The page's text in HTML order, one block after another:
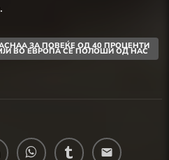
ЗА ПОВЕЌЕ ОД 40 ПРОЦЕНТИ
ВО ЕВРОПА СЕ ПОЛОШИ ОД НАС
email